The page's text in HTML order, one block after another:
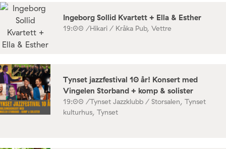
Ingeborg Sollid Kvartett + Ella & Esther
19:00 /Hikari / Kråka Pub, Vettre
Tynset jazzfestival 10 år! Konsert med
Vingelen Storband + komp & solister
19:00 /Tynset Jazzklubb / Storsalen, Tynset
kulturhus, Tynset